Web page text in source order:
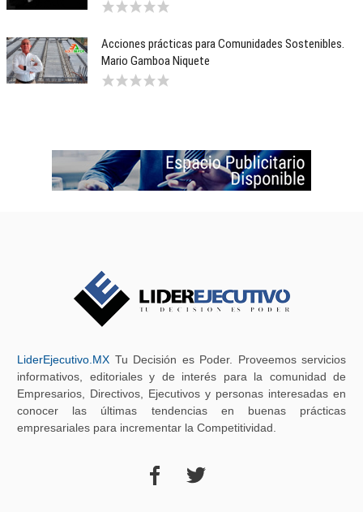
Acciones prácticas para Comunidades Sostenibles.
Mario Gamboa Niquete
LiderEjecutivo.MX Tu Decisión es Poder. Proveemos servicios
informativos, editoriales y de interés para la comunidad de
Empresarios, Directivos, Ejecutivos y personas interesadas en
conocer las últimas tendencias en buenas prácticas
empresariales para incrementar la Competitividad.